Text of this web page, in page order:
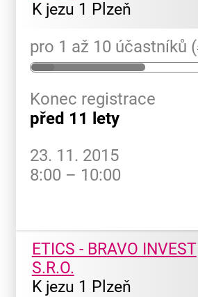
K jezu 1 Plzeň
pro 1 až 10 účastníků (
Konec registrace
před 11 lety
23. 11. 2015
8:00 – 10:00
ETICS - BRAVO INVEST
S.R.O.
K jezu 1 Plzeň